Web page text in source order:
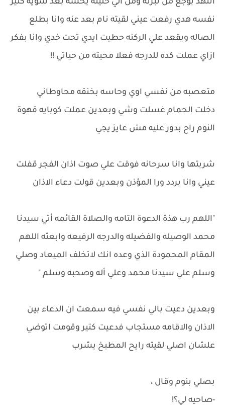
اتنهد بوجع من نبرته ومن الي خليته يحسه بعد شويه كتير
نفسه هدي رفعت عيني لقيته نام بعد عنه وانا بطلع
الصاله ويقعد علي الركنه حطيت ايدي تحت خدي وانا بفكر
ازاي عملت كده للدرجه فعلا محيته من حياتي !!
متعصبه من نفسي اوي وحاسه بخنقه محاوطاني
دخلت الحمام غسلت وشي وبعدين عملت كوبايه قهوة
النوم راح بدور عليه مش عايز يجي
شربتها وانا سرحانه فوقت علي صوت اذان الفجر قفلت
عيني وانا بردد ورا المؤذن وبعدين قولت دعاء الاذان
"اللهم رب هذة الدعوة التامه والصلاة القائمه أتي سيدنا
محمد الوصيله والفضيله والدرجه الرفيعه وابعثه اللهم
المقام المحمودة الذي وعده انك لاتخلف الميعاد وصلي
وسلم علي سيدنا محمد وعلي أله وصحبه وسلم "
وبعدين دعيت بالي نفسي فيه سمعت ان الدعاء بين
الاذان والاقامه مستجاب فدعيت كتير وقومت اتوضي
علشان اصلي لقيته رايح المطبخ يشرب
بصلي بنوم وقال ،
-صاحيه لي؟!